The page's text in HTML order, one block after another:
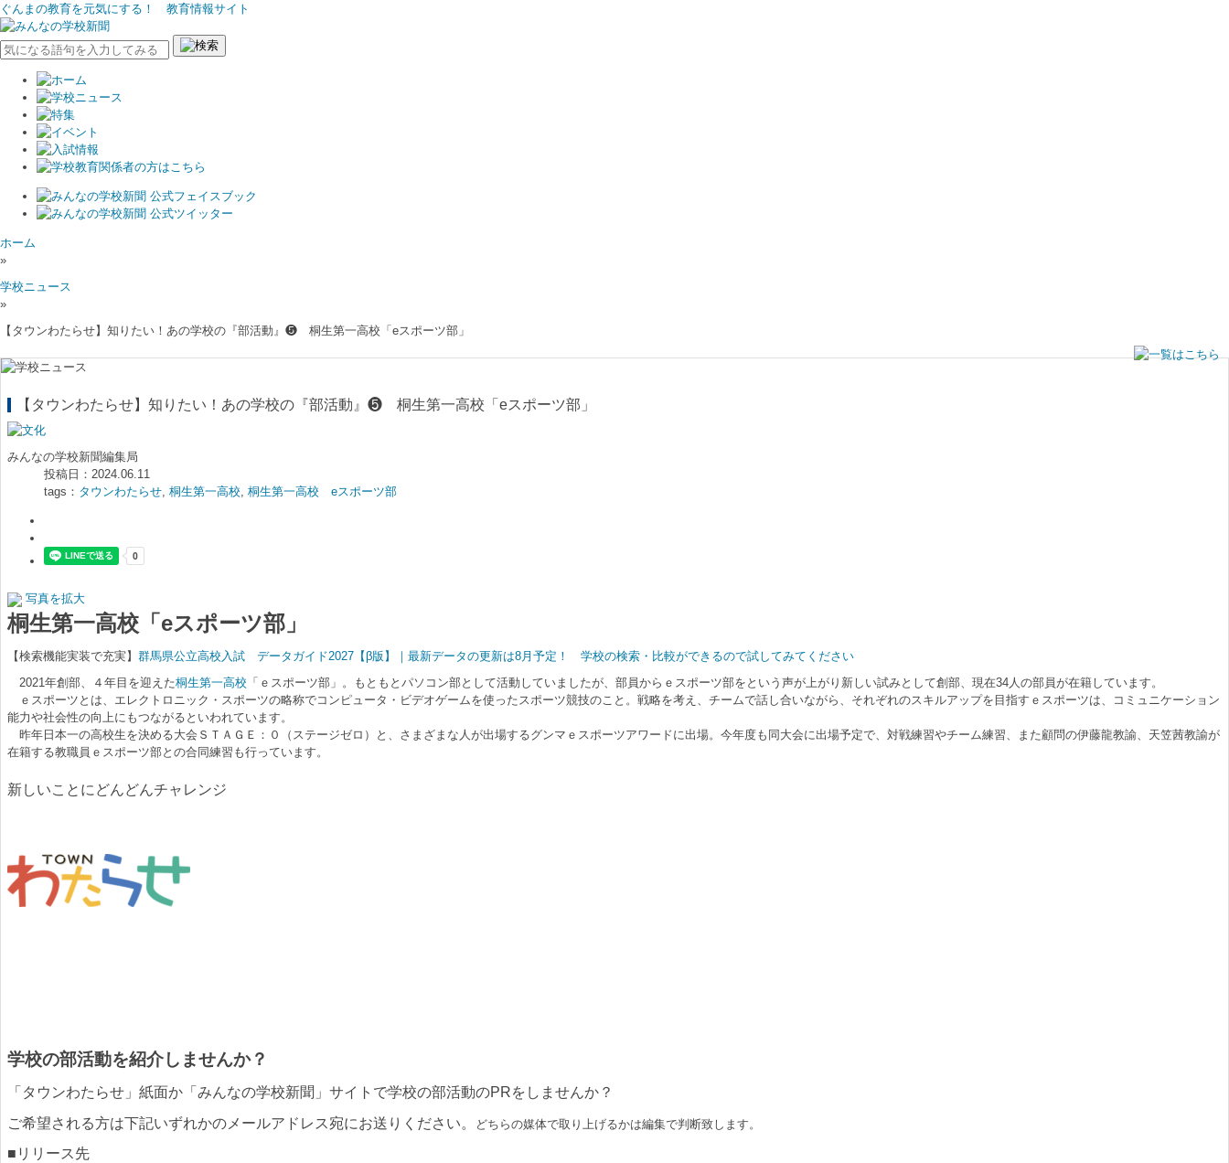
ぐんまの教育を元気にする！ 教育情報サイト
ホーム
»
学校ニュース
»
【タウンわたらせ】知りたい！あの学校の『部活動』❺ 桐生第一高校「eスポーツ部」
【タウンわたらせ】知りたい！あの学校の『部活動』❺ 桐生第一高校「eスポーツ部」
みんなの学校新聞編集局
投稿日：2024.06.11
tags： タウンわたらせ 桐生第一高校 桐生第一高校 eスポーツ部
写真を拡大
桐生第一高校「eスポーツ部」
【検索機能実装で充実】 群馬県公立高校入試 データガイド2027【β版】｜最新データの更新は8月予定！ 学校の検索・比較ができるので試してみてください
2021年創部、４年目を迎えた桐生第一高校 「ｅスポーツ部」。もともとパソコン部として活動していましたが、部員からｅスポーツ部をという声が上がり新しい試みとして創部、現在34人の部員が在籍しています。
ｅスポーツとは、エレクトロニック・スポーツの略称でコンピュータ・ビデオゲームを使ったスポーツ競技のこと。戦略を考え、チームで話し合いながら、それぞれのスキルアップを目指すｅスポーツは、コミュニケーション
能力や社会性の向上にもつながるといわれています。
昨年日本一の高校生を決める大会ＳＴＡＧＥ：０（ステージゼロ）と、さまざまな人が出場するグンマｅスポーツアワードに出場。今年度も同大会に出場予定で、対戦練習やチーム練習、また顧問の伊藤龍教諭、天笠茜教諭が
在籍する教職員ｅスポーツ部との合同練習も行っています。
新しいことにどんどんチャレンジ
学校の部活動を紹介しませんか？
「タウンわたらせ」紙面か「みんなの学校新聞」サイトで学校の部活動のPRをしませんか？
ご希望される方は下記いずれかのメールアドレス宛にお送りください。
どちらの媒体で取り上げるかは編集で判断致します。
■リリース先